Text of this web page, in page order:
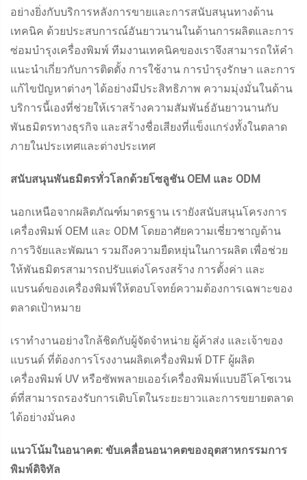
อย่างยิ่งกับบริการหลังการขายและการสนับสนุนทางด้าน
เทคนิค ด้วยประสบการณ์อันยาวนานในด้านการผลิตและการ
ซ่อมบำรุงเครื่องพิมพ์ ทีมงานเทคนิคของเราจึงสามารถให้คำ
แนะนำเกี่ยวกับการติดตั้ง การใช้งาน การบำรุงรักษา และการ
แก้ไขปัญหาต่างๆ ได้อย่างมีประสิทธิภาพ ความมุ่งมั่นในด้าน
บริการนี้เองที่ช่วยให้เราสร้างความสัมพันธ์อันยาวนานกับ
พันธมิตรทางธุรกิจ และสร้างชื่อเสียงที่แข็งแกร่งทั้งในตลาด
ภายในประเทศและต่างประเทศ
สนับสนุนพันธมิตรทั่วโลกด้วยโซลูชัน OEM และ ODM
นอกเหนือจากผลิตภัณฑ์มาตรฐาน เรายังสนับสนุนโครงการ
เครื่องพิมพ์ OEM และ ODM โดยอาศัยความเชี่ยวชาญด้าน
การวิจัยและพัฒนา รวมถึงความยืดหยุ่นในการผลิต เพื่อช่วย
ให้พันธมิตรสามารถปรับแต่งโครงสร้าง การตั้งค่า และ
แบรนด์ของเครื่องพิมพ์ให้ตอบโจทย์ความต้องการเฉพาะของ
ตลาดเป้าหมาย
เราทำงานอย่างใกล้ชิดกับผู้จัดจำหน่าย ผู้ค้าส่ง และเจ้าของ
แบรนด์ ที่ต้องการโรงงานผลิตเครื่องพิมพ์ DTF ผู้ผลิต
เครื่องพิมพ์ UV หรือซัพพลายเออร์เครื่องพิมพ์แบบอีโคโซเวน
ต์ที่สามารถรองรับการเติบโตในระยะยาวและการขยายตลาด
ได้อย่างมั่นคง
แนวโน้มในอนาคต: ขับเคลื่อนอนาคตของอุตสาหกรรมการ
พิมพ์ดิจิทัล